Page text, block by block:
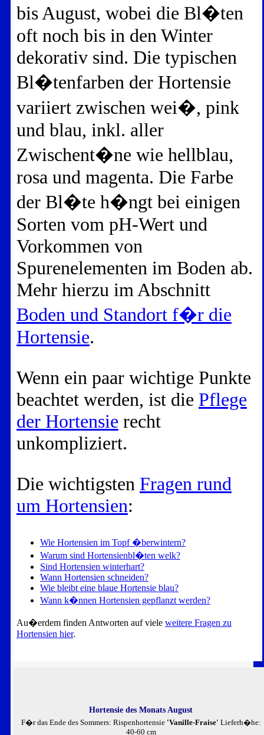
bis August, wobei die Bl�ten
oft noch bis in den Winter
dekorativ sind. Die typischen
Bl�tenfarben der Hortensie
variiert zwischen wei�, pink
und blau, inkl. aller
Zwischent�ne wie hellblau,
rosa und magenta. Die Farbe
der Bl�te h�ngt bei einigen
Sorten vom pH-Wert und
Vorkommen von
Spurenelementen im Boden ab.
Mehr hierzu im Abschnitt
Boden und Standort f�r die
Hortensie.
Wenn ein paar wichtige Punkte
beachtet werden, ist die Pflege
der Hortensie recht
unkompliziert.
Die wichtigsten Fragen rund
um Hortensien:
Wie Hortensien im Topf �berwintern?
Warum sind Hortensienbl�ten welk?
Sind Hortensien winterhart?
Wann Hortensien schneiden?
Wie bleibt eine blaue Hortensie blau?
Wann k�nnen Hortensien gepflanzt werden?
Au�erdem finden Antworten auf viele weitere Fragen zu
Hortensien hier.
Hortensie des Monats August
F�r das Ende des Sommers: Rispenhortensie 'Vanille-Fraise' Lieferh�he:
40-60 cm